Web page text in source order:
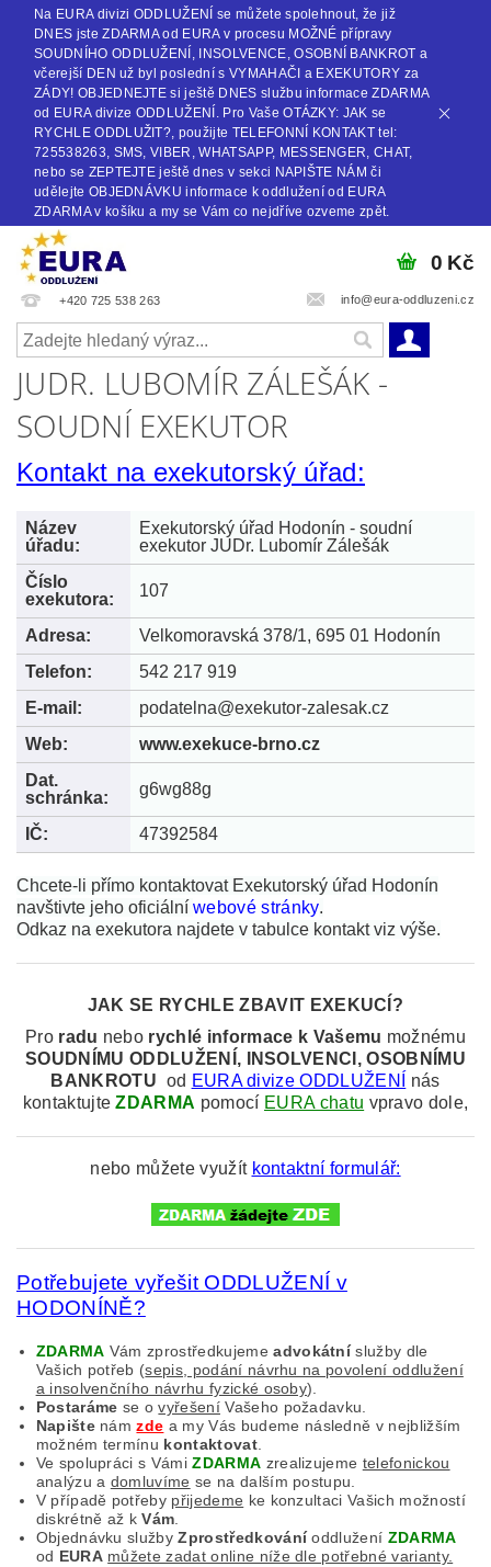
Na EURA divizi ODDLUŽENÍ se můžete spolehnout, že již
DNES jste ZDARMA od EURA v procesu MOŽNÉ přípravy
SOUDNÍHO ODDLUŽENÍ, INSOLVENCE, OSOBNÍ BANKROT a
včerejší DEN už byl poslední s VYMAHAČI a EXEKUTORY za
ZÁDY! OBJEDNEJTE si ještě DNES službu informace ZDARMA
od EURA divize ODDLUŽENÍ. Pro Vaše OTÁZKY: JAK se
RYCHLE ODDLUŽIT?, použijte TELEFONNÍ KONTAKT tel:
725538263, SMS, VIBER, WHATSAPP, MESSENGER, CHAT,
nebo se ZEPTEJTE ještě dnes v sekci NAPIŠTE NÁM či
udělejte OBJEDNÁVKU informace k oddlužení od EURA
ZDARMA v košíku a my se Vám co nejdříve ozveme zpět.
+420 725 538 263 info@eura-oddluzeni.cz
0 Kč
JUDR. LUBOMÍR ZÁLEŠÁK -
SOUDNÍ EXEKUTOR
Kontakt na exekutorský úřad:
Název
úřadu:
Exekutorský úřad Hodonín - soudní
exekutor JUDr. Lubomír Zálešák
Číslo
exekutora:
107
Adresa:
Velkomoravská 378/1, 695 01 Hodonín
Telefon:
542 217 919
E-mail:
podatelna@exekutor-zalesak.cz
Web:
www.exekuce-brno.cz
Dat.
schránka:
g6wg88g
IČ: 47392584
Chcete-li přímo kontaktovat Exekutorský úřad Hodonín
navštivte jeho oficiální webové stránky.
Odkaz na exekutora najdete v tabulce kontakt viz výše.
JAK SE RYCHLE ZBAVIT EXEKUCÍ?
Pro radu nebo rychlé informace k Vašemu možnému
SOUDNÍMU ODDLUŽENÍ, INSOLVENCI, OSOBNÍMU
BANKROTU od EURA divize ODDLUŽENÍ
nás
kontaktujteZDARMA pomocí EURA chatu vpravo dole,
nebo můžete využít kontaktní formulář:
Potřebujete vyřešit ODDLUŽENÍ v
HODONÍNĚ?
ZDARMA Vám zprostředkujemeadvokátníslužby dle
Vašich potřeb (sepis, podání návrhu na povolení oddlužení
a insolvenčního návrhu fyzické osoby).
Postaráme se ovyřešeníVašeho požadavku.
Napištenámzde a my Vás budeme následně v nejbližším
možném termínu kontaktovat.
Ve spolupráci s VámiZDARMA zrealizujeme telefonickou
analýzu a domluvíme se na dalším postupu.
V případě potřeby přijedeme ke konzultaci Vašich možností
diskrétně až kVám
Objednávku službyZprostředkováníoddlužení ZDARMA
od EURA můžete zadat online níže dle potřebné varianty.